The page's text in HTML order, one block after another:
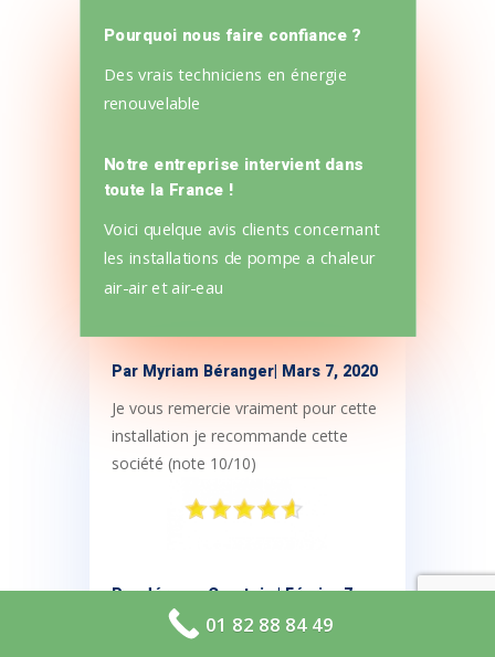
Pourquoi nous faire confiance ?
Des vrais techniciens en énergie
renouvelable
Notre entreprise intervient dans
toute la France !
Voici quelque avis clients concernant
les installations de pompe a chaleur
air-air et air-eau
Par Myriam Béranger| Mars 7, 2020
Je vous remercie vraiment pour cette
installation je recommande cette
société (note 10/10)
ParJérome Courtois| Février 7,
01 82 88 84 49